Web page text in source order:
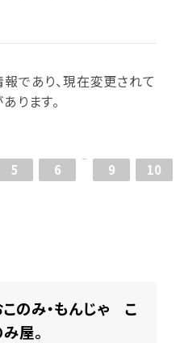
であり、現在変更されて
ります。
5 6 9 10
このみ・もんじゃ こ
屋。